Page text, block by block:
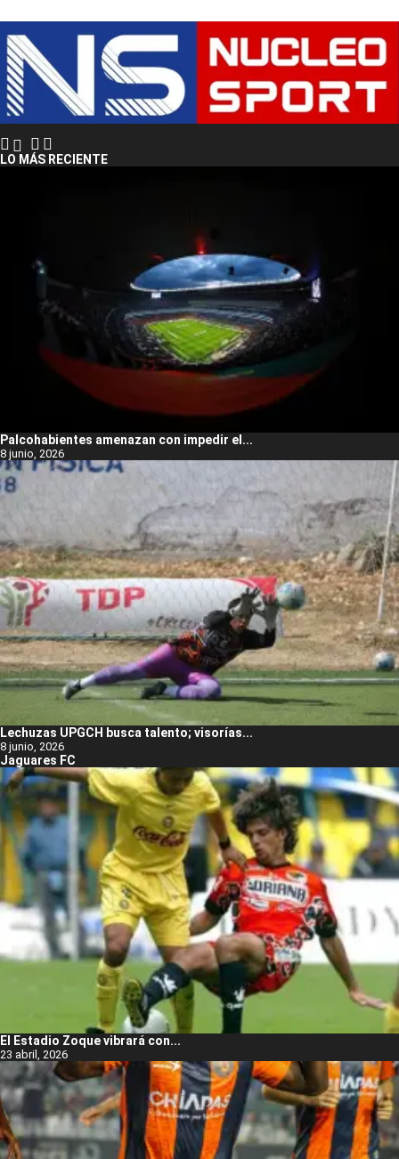
LO MÁS RECIENTE
Palcohabientes amenazan con impedir el...
8 junio, 2026
Lechuzas UPGCH busca talento; visorías...
8 junio, 2026
Jaguares FC
El Estadio Zoque vibrará con...
23 abril, 2026